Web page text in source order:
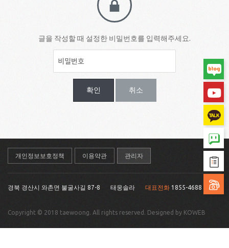
글을 작성할 때 설정한 비밀번호를 입력해주세요.
확인 취소
개인정보보호정책 이용약관 관리자
경북 경산시 와촌면 불굴사길 87-8 태웅솔라 대표전화 1855-4688
Copyright © 2018 taewoong. All rights reserved. Designed by KOWEB